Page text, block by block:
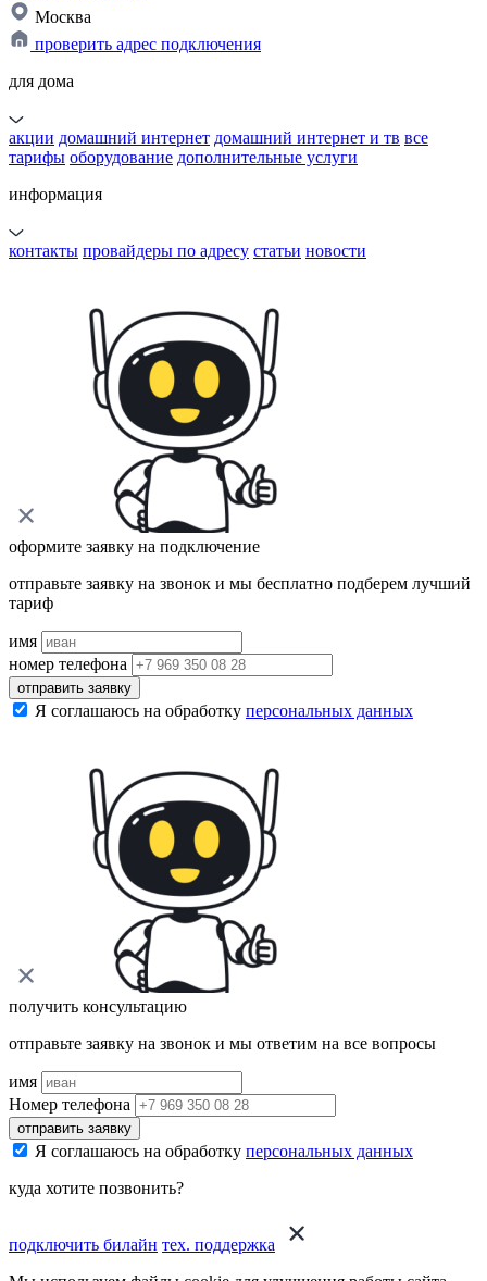
Москва
проверить адрес подключения
для дома
акции домашний интернет домашний интернет и тв все
тарифы оборудование дополнительные услуги
информация
контакты провайдеры по адресу статьи новости
оформите заявку на подключение
отправьте заявку на звонок и мы бесплатно подберем лучший
тариф
имя
номер телефона
отправить заявку
Я соглашаюсь на обработку персональных данных
получить консультацию
отправьте заявку на звонок и мы ответим на все вопросы
имя
Номер телефона
отправить заявку
Я соглашаюсь на обработку персональных данных
куда хотите позвонить?
подключить билайн тех. поддержка